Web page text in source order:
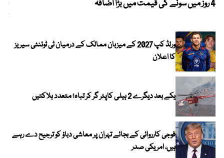
4 روز میں سونے کی قیمت میں بڑا اضافہ
ورلڈ کپ 2027 کے میزبان ممالک کے درمیان ٹی ٹوئنٹی سیریز
کا اعلان
یکے بعد دیگرے 2 ہیلی کاپٹر گر کر تباہ؛ متعدد ہلاکتیں
فوجی کارروائی کے بجائے تہران پر معاشی دباؤ کو ترجیح دے رہے
ہیں، امریکی صدر